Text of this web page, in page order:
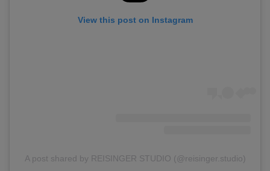
View this post on Instagram
A post shared by REISINGER STUDIO (@reisinger.studio)